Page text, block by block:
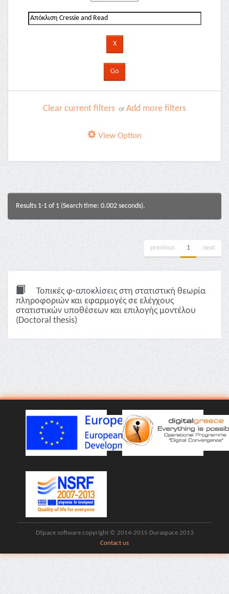
Clear current filters or Add more filters
View Option
Results 1-1 of 1 (Search time: 0.002 seconds).
previous 1 next
Τοπικές φ-αποκλίσεις στη στατιστική θεωρία
πληροφοριών και εφαρμογές σε ελέγχους
στατιστικών υποθέσεων και επιλογής μοντέλου
(Doctoral thesis)
DSpace software copyright © 2014-2015 Duraspace 2013
Contact us